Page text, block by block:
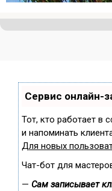
Сервис онлайн-
Тот, кто работает в
и напоминать
Для новых
Чат-бот для
— Сам записывает